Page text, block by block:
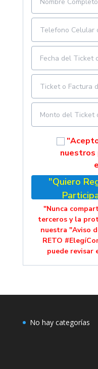
"Quiero
"Nunca
terceros y la
nuestra "Aviso
RETO
puede revisar
No hay categorías